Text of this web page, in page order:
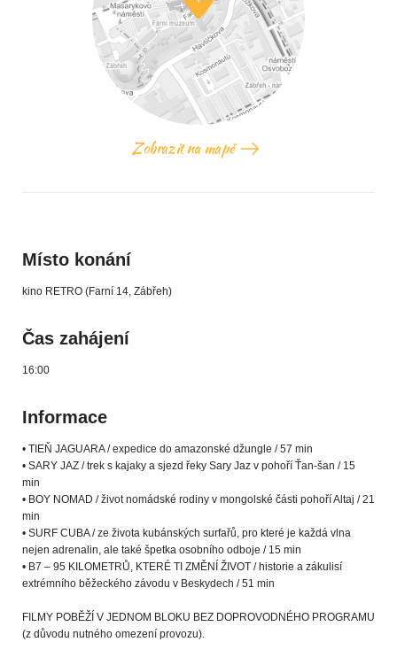
Zobrazit na mapě
Místo konání
kino RETRO (Farní 14, Zábřeh)
Čas zahájení
16:00
Informace
• TIEŇ JAGUARA / expedice do amazonské džungle / 57 min
• SARY JAZ / trek s kajaky a sjezd řeky Sary Jaz v pohoří Ťan-šan / 15
min
• BOY NOMAD / život nomádské rodiny v mongolské části pohoří Altaj / 21
min
• SURF CUBA / ze života kubánských surfařů, pro které je každá vlna
nejen adrenalin, ale také špetka osobního odboje / 15 min
• B7 – 95 KILOMETRŮ, KTERÉ TI ZMĚNÍ ŽIVOT / historie a zákulisí
extrémního běžeckého závodu v Beskydech / 51 min
FILMY POBĚŽÍ V JEDNOM BLOKU BEZ DOPROVODNÉHO PROGRAMU
(z důvodu nutného omezení provozu).